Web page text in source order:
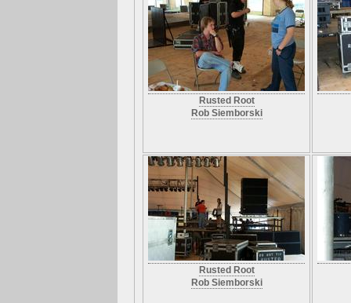
Rusted Root
Rob Siemborski
Rusted Root
Rob Siemborski